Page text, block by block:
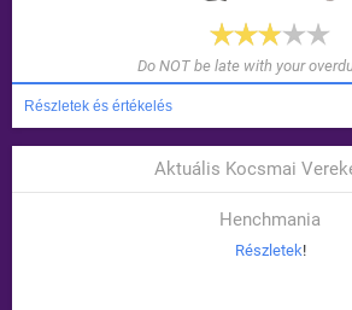
Do NOT be late with your
Részletek és értékelés
Aktuális Kocsmai
Henchmania
Részletek!